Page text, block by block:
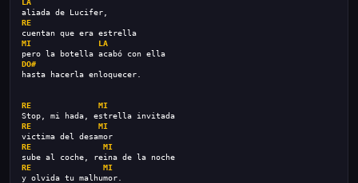
LA
aliada de Lucifer,
RE
cuentan que era estrella
MI
LA
pero la botella acabó con ella
DO#
hasta hacerla enloquecer.
RE
MI
Stop, mi hada, estrella invitada
RE
MI
victima del desamor
RE
MI
sube al coche, reina de la noche
RE
MI
y olvida tu malhumor.